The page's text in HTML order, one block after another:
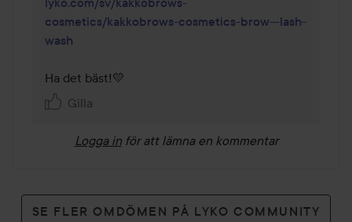
cosmetics/kakkobrows-cosmetics-brow---lash-
wash
Ha det bäst!💛
Gilla
Logga in för att lämna en kommentar
SE FLER OMDÖMEN PÅ LYKO COMMUNITY